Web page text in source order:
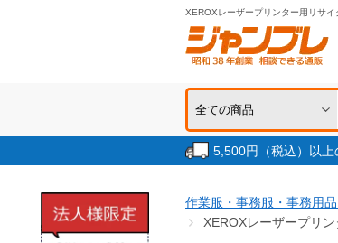
XEROXレーザープリンター用リサイ
5,500円（税込）以
作業服・事務服・事務用
XEROXレーザープリ